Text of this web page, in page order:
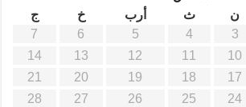
ن ث أرب خ
ج
3
4
5
6
7
10
11
12
13
14
17
18
19
20
21
24
25
26
27
28